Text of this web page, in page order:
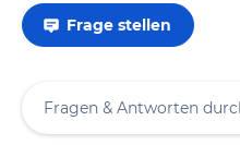
Frage stellen